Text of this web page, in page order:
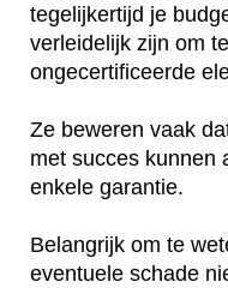
tegelijkertijd je
verleidelijk zijn om
ongecertificeerde
Ze beweren vaak
met succes kunnen
enkele garantie.
Belangrijk om te
eventuele schade